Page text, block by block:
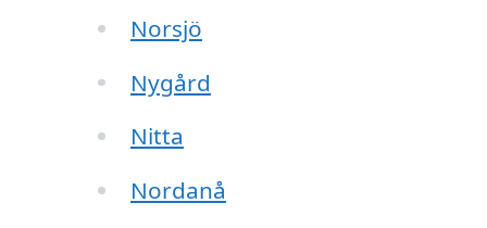
Norsjö
Nygård
Nitta
Nordanå